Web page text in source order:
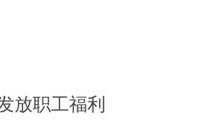
放职工福利